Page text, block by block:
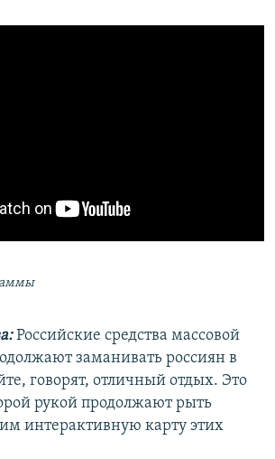
Российские средства массовой
заманивать россиян в
говорят, отличный отдых. Это
рукой продолжают рыть
интерактивную карту этих